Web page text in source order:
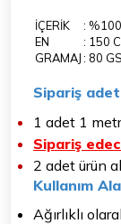
İÇERİK
:
EN
: 150
GRAMAJ: 80
Sipariş adet
1 adet 1
Sipariş
2 adet ürün
Kullanım
Ağırlıklı